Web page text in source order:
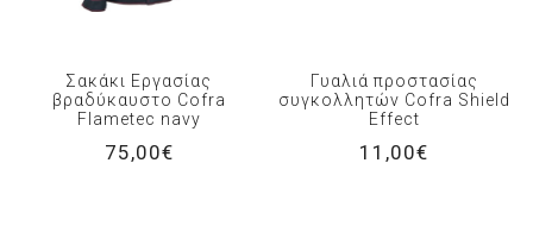
Σακάκι Εργασίας
βραδύκαυστο Cofra
Flametec navy
75,00€
Γυαλιά προστασίας
συγκολλητών Cofra Shield
Effect
11,00€